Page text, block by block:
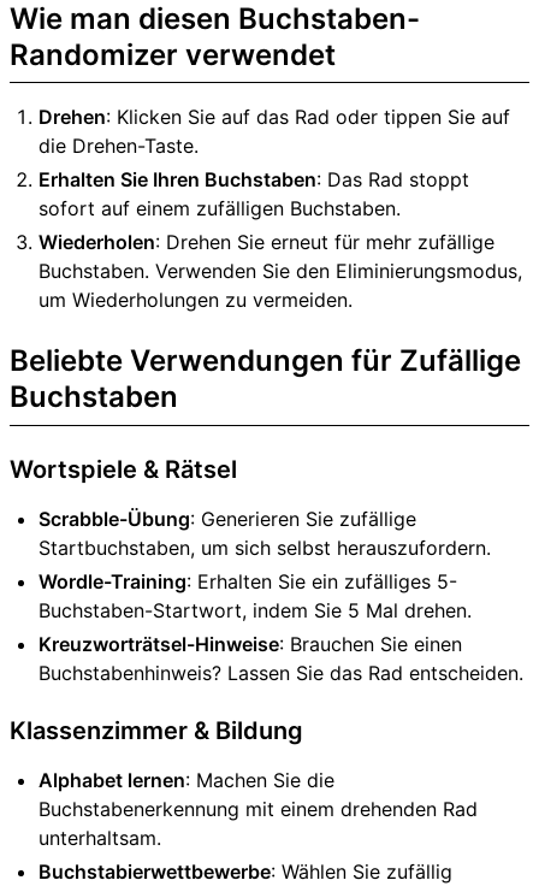
Wie man diesen Buchstaben-
Randomizer verwendet
Drehen: Klicken Sie auf das Rad oder tippen Sie auf
die Drehen-Taste.
Erhalten Sie Ihren Buchstaben: Das Rad stoppt
sofort auf einem zufälligen Buchstaben.
Wiederholen: Drehen Sie erneut für mehr zufällige
Buchstaben. Verwenden Sie den Eliminierungsmodus,
um Wiederholungen zu vermeiden.
Beliebte Verwendungen für Zufällige
Buchstaben
Wortspiele & Rätsel
Scrabble-Übung: Generieren Sie zufällige
Startbuchstaben, um sich selbst herauszufordern.
Wordle-Training: Erhalten Sie ein zufälliges 5-
Buchstaben-Startwort, indem Sie 5 Mal drehen.
Kreuzworträtsel-Hinweise: Brauchen Sie einen
Buchstabenhinweis? Lassen Sie das Rad entscheiden.
Klassenzimmer & Bildung
Alphabet lernen: Machen Sie die
Buchstabenerkennung mit einem drehenden Rad
unterhaltsam.
Buchstabierwettbewerbe: Wählen Sie zufällig